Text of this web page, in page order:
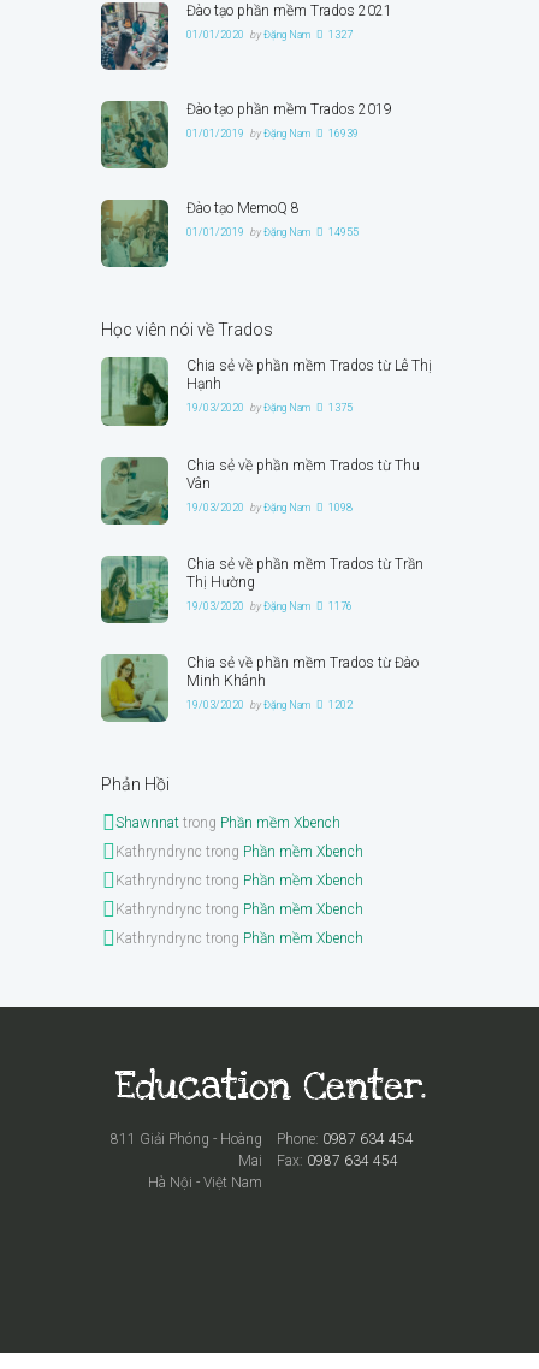
Đào tạo phần mềm Trados 2021
01/01/2020 byĐặng Nam 1327
Đào tạo phần mềm Trados 2019
01/01/2019 byĐặng Nam 16939
Đào tạo MemoQ 8
01/01/2019 byĐặng Nam 14955
Học viên nói về Trados
Chia sẻ về phần mềm Trados từ Lê Thị
Hạnh
19/03/2020 byĐặng Nam 1375
Chia sẻ về phần mềm Trados từ Thu
Vân
19/03/2020 byĐặng Nam 1098
Chia sẻ về phần mềm Trados từ Trần
Thị Hường
19/03/2020 byĐặng Nam 1176
Chia sẻ về phần mềm Trados từ Đào
Minh Khánh
19/03/2020 byĐặng Nam 1202
Phản Hồi
Shawnnat trong Phần mềm Xbench
Kathryndrync trong Phần mềm Xbench
Kathryndrync trong Phần mềm Xbench
Kathryndrync trong Phần mềm Xbench
Kathryndrync trong Phần mềm Xbench
Phone: 0987 634 454
Fax: 0987 634 454
811 Giải Phóng - Hoàng
Mai
Hà Nội - Việt Nam